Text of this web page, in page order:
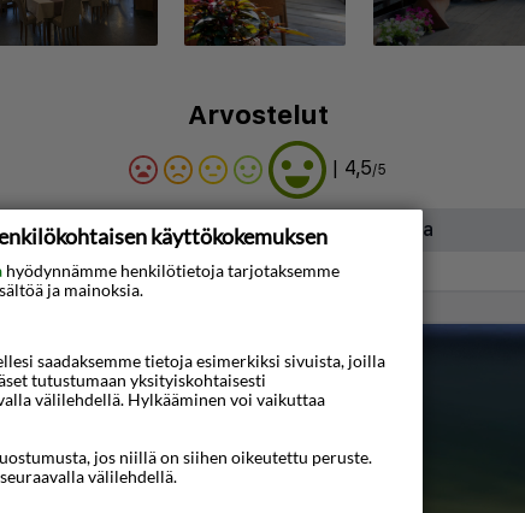
Arvostelut
| 4,5/5
Napsauta tätä nähdäksesi arvosteluja
käyttökokemuksen
hyödynnämme henkilötietoja tarjotaksemme
ja mainoksia.
saadaksemme tietoja esimerkiksi sivuista, joilla
tutustumaan yksityiskohtaisesti
välilehdellä. Hylkääminen voi vaikuttaa
jos niillä on siihen oikeutettu peruste.
välilehdellä.